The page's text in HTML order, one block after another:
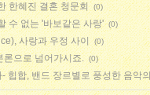
한혜진 결혼 청문회 (0)
수 없는 '바보같은 사랑' (0)
사랑과 우정 사이 (0)
론으로 넘어가시죠. (0)
힙합, 밴드 장르별로 풍성한 음악